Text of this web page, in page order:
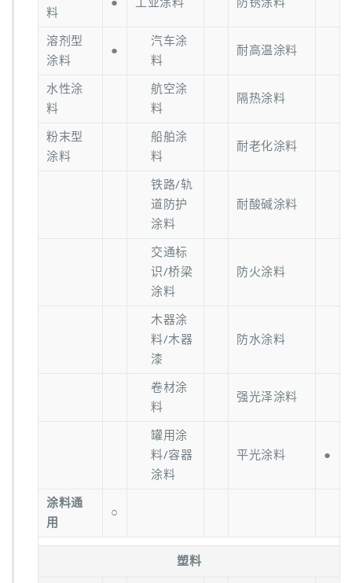
料
溶剂型
涂料
●
汽车涂
料
耐高温涂料
水性涂
料
航空涂
料
隔热涂料
粉末型
涂料
船舶涂
料
耐老化涂料
铁路/轨
道防护
涂料
耐酸碱涂料
交通标
识/桥梁
涂料
防火涂料
木器涂
料/木器
漆
防水涂料
卷材涂
料
强光泽涂料
罐用涂
料/容器
涂料
平光涂料 ●
涂料通
用
○
塑料